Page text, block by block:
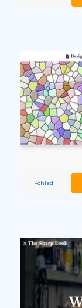
Pohled